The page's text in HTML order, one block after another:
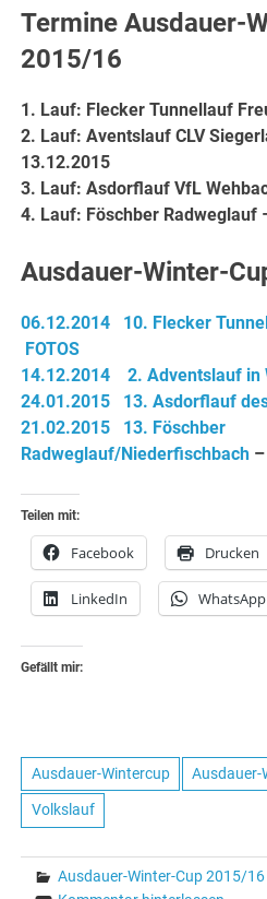
Termine Ausdauer-
2015/16
1. Lauf: Flecker Tunnellauf
2. Lauf: Aventslauf CLV
13.12.2015
3. Lauf: Asdorflauf VfL
4. Lauf: Föschber Radweglauf
Ausdauer-Winter-
06.12.2014 10. Flecker
FOTOS
14.12.2014 2. Adventslauf in
24.01.2015 13. Asdorflauf
21.02.2015 13. Föschber
Radweglauf/Niederfischbach –
Teilen mit:
Facebook Drucken
LinkedIn WhatsApp
Gefällt mir:
Ausdauer-Wintercup
Volkslauf
Ausdauer-Winter-Cup 2015/16